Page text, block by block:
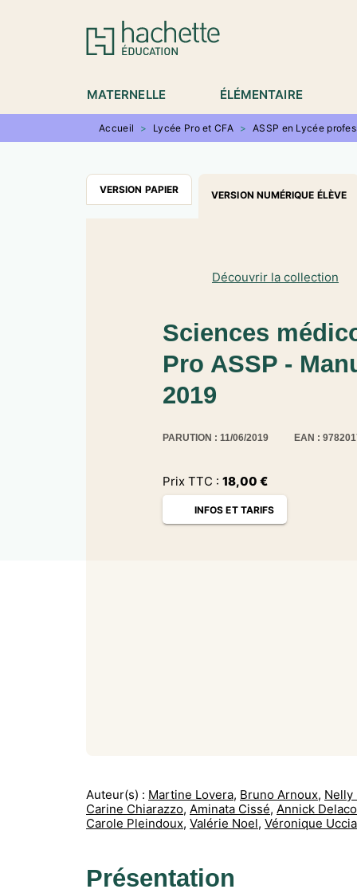
MENU RECHERCHE
MATERNELLE ÉLÉMENTAIRE
Accueil > Lycée Pro et CFA > ASSP en Lycée
VERSION PAPIER VERSION NUMÉRIQUE ÉLÈVE
Découvrir la collection
Sciences
Pro ASSP -
2019
PARUTION : 11/06/2019 EAN :
Prix TTC : 18,00 €
INFOS ET TARIFS
Auteur(s) : Martine Lovera, Bruno Arnoux, Nelly
Carine Chiarazzo, Aminata Cissé, Annick
Carole Pleindoux, Valérie Noel, Véronique
Présentation